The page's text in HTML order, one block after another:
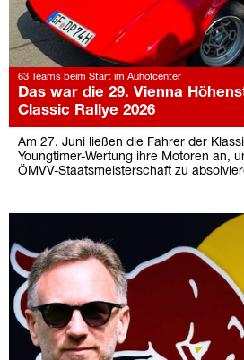
63 Teams beim Start im Auhofcenter
Das war die 29. Vienna
Classic Rallye 2026
Am 27. Juni ließen die Fahrer der
Youngtimer-Wertung ihre Motoren an,
ÖMVV-Staatsmeisterschaft zu